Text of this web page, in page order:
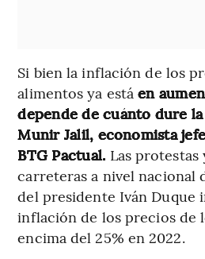
Si bien la inflación de los
alimentos ya estáen
depende de cuánto dure
Munir Jalil, economista
BTG Pactual. Las
carreteras a nivel nacional
del presidente Iván Duque
inflación de los precios de
encima del 25% en 2022.